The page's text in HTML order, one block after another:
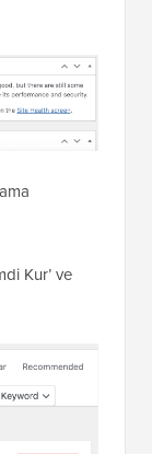
Kur’ ve